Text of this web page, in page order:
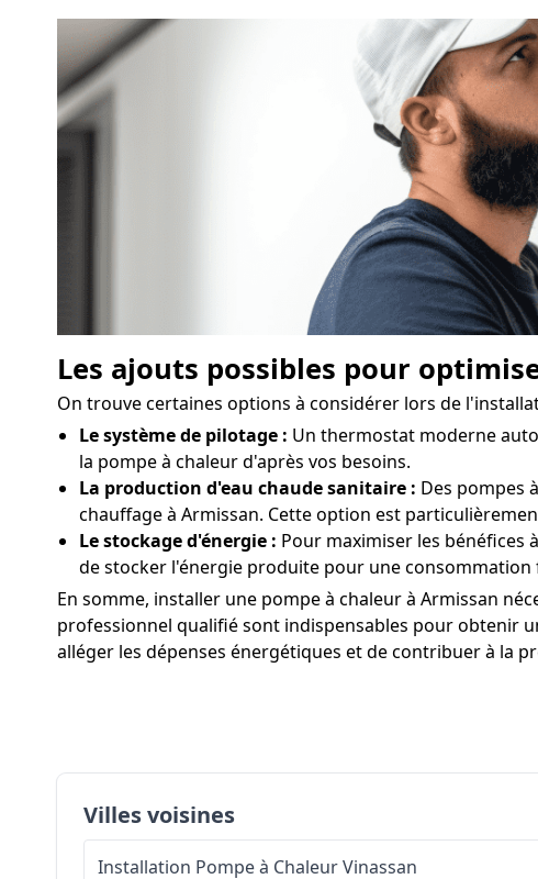
Les ajouts possibles pour
On trouve certaines options à considérer lors de
Le système de pilotage : Un thermostat moderne
la pompe à chaleur d'après vos besoins.
La production d'eau chaude sanitaire : Des pompes
chauffage à Armissan. Cette option est
Le stockage d'énergie : Pour maximiser les bénéfices
de stocker l'énergie produite pour une consommation
En somme, installer une pompe à chaleur à Armissan
professionnel qualifié sont indispensables pour obtenir
alléger les dépenses énergétiques et de contribuer à la
Villes voisines
Installation Pompe à ChaleurVinassan